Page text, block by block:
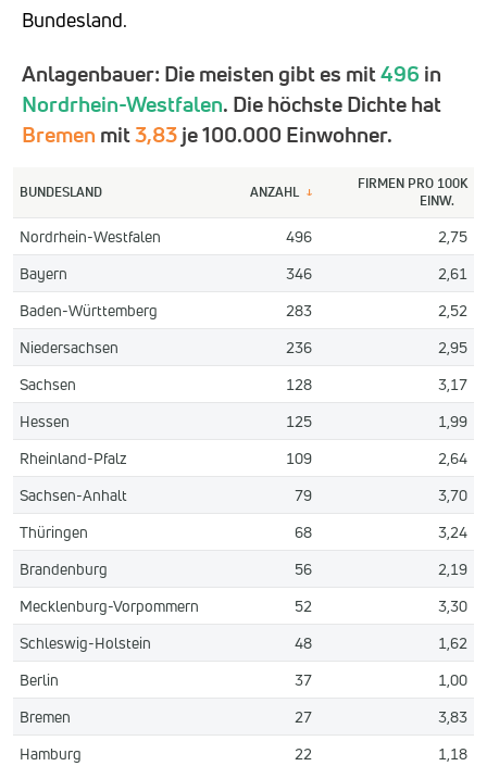
Bundesland.
Anlagenbauer: Die meisten gibt es mit496in
Nordrhein-Westfalen. Die höchste Dichte hat
Bremen mit3,83je 100.000 Einwohner.
BUNDESLAND ANZAHL ↓
FIRMEN PRO 100K
EINW.
Nordrhein-Westfalen 496
2,75
Bayern
346
2,61
Baden-Württemberg
283
2,52
Niedersachsen
236
2,95
Sachsen
128
3,17
Hessen
125
1,99
Rheinland-Pfalz
109
2,64
Sachsen-Anhalt
79
3,70
Thüringen
68
3,24
Brandenburg
56
2,19
Mecklenburg-Vorpommern
52
3,30
Schleswig-Holstein
48
1,62
Berlin
37
1,00
Bremen
27
3,83
Hamburg
22
1,18